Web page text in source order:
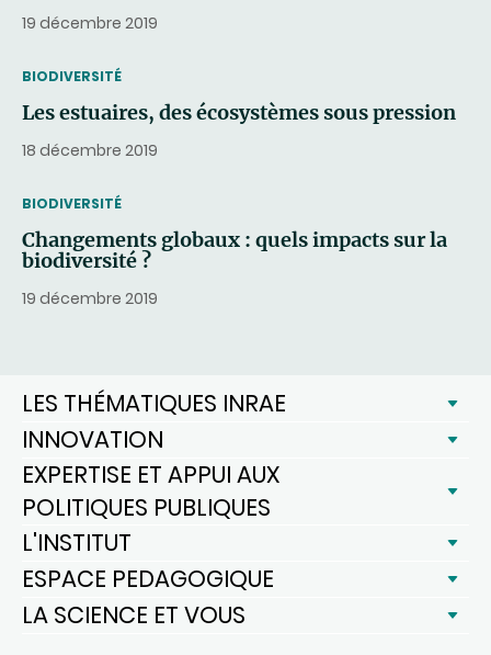
19 décembre 2019
THEMATIC
BIODIVERSITÉ
Les estuaires, des écosystèmes sous pression
18 décembre 2019
THEMATIC
BIODIVERSITÉ
Changements globaux : quels impacts sur la
biodiversité ?
19 décembre 2019
LES THÉMATIQUES INRAE
INNOVATION
EXPERTISE ET APPUI AUX
POLITIQUES PUBLIQUES
L'INSTITUT
ESPACE PEDAGOGIQUE
LA SCIENCE ET VOUS